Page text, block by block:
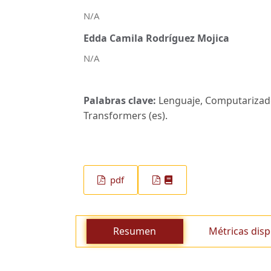
N/A
Edda Camila Rodríguez Mojica
N/A
Palabras clave: Lenguaje,
Transformers (es).
pdf
Resumen Métricas